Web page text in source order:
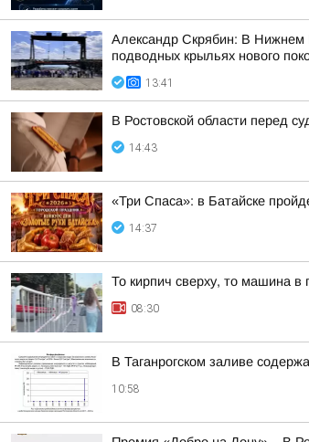
Александр Скрябин: В Нижнем
подводных крыльях нового
13:41
В Ростовской области перед
14:43
«Три Спаса»: в Батайске
14:37
То кирпич сверху, то машина в
08:30
В Таганрогском заливе
10:58